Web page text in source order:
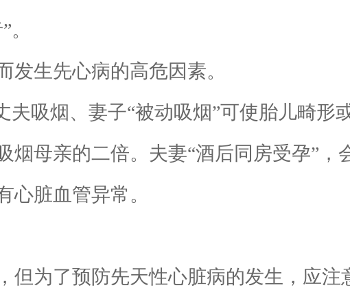
生先心病的高危因素。
烟、妻子“被动吸烟”可使胎儿畸形
母亲的二倍。夫妻“酒后同房受孕”，
脏血管异常。
为了预防先天性心脏病的发生，应注